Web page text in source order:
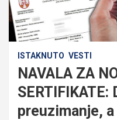
ISTAKNUTO VESTI
NAVALA ZA
preuzimanje,